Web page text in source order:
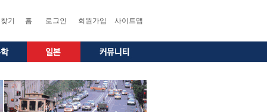
기 홈 로그인 회원가입 사이트맵